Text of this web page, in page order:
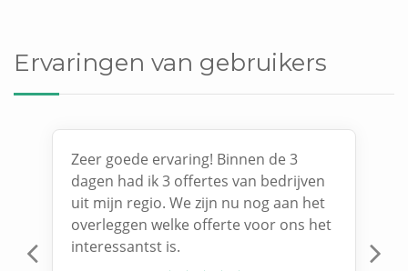
Ervaringen van gebruikers
Zeer goede ervaring! Binnen de 3
dagen had ik 3 offertes van bedrijven
uit mijn regio. We zijn nu nog aan het
overleggen welke offerte voor ons het
interessantst is.